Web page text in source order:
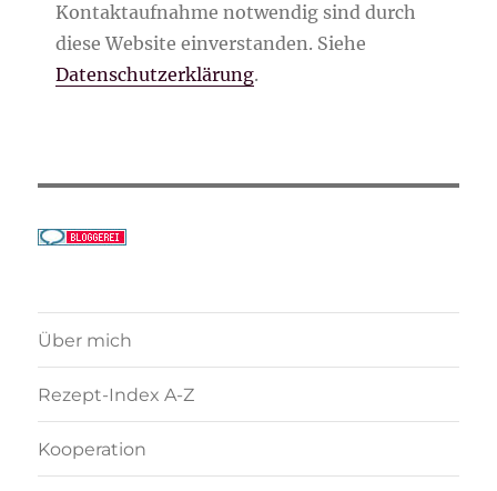
Kontaktaufnahme notwendig sind durch
diese Website einverstanden. Siehe
Datenschutzerklärung.
Über mich
Rezept-Index A-Z
Kooperation